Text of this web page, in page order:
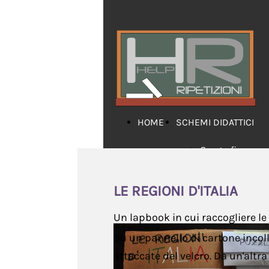
HOME SCHEMI DIDATTICI
Geografia
Letteratura
Matematica
LE REGIONI D'ITALIA
Un lapbook in cui raccogliere
Su un pannello di cartone
attaccate del velcro. Da